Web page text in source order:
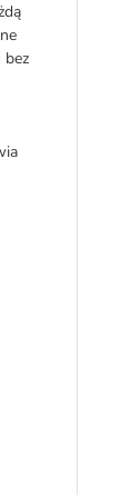
bez